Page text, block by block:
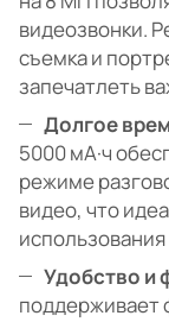
видеозвонки.
съемка и
запечатлеть
Долгое
5000 мА·ч
режиме
видео, что
Удобство и
поддерживает